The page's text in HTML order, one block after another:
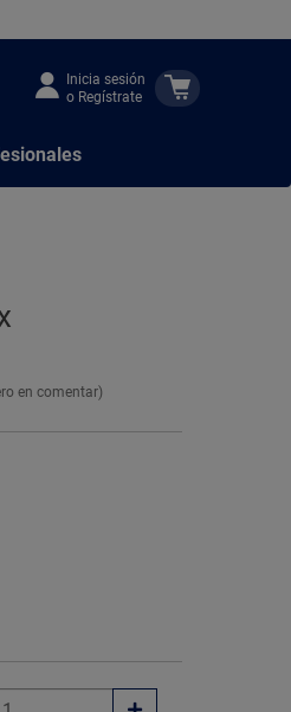
Inicia sesión
o Regístrate
en comentar)